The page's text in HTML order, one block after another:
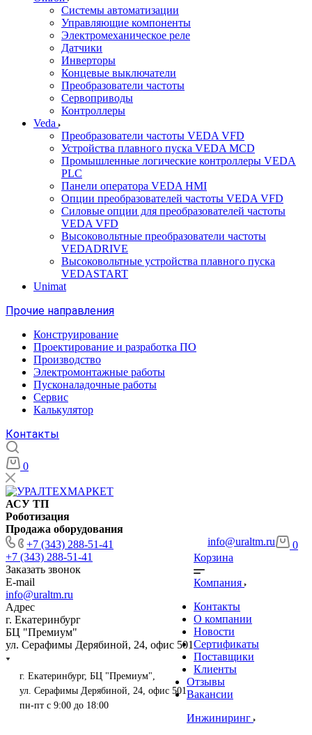
Системы автоматизации
Управляющие компоненты
Электромеханическое реле
Датчики
Инверторы
Концевые выключатели
Преобразователи частоты
Сервоприводы
Контроллеры
Veda
Преобразователи частоты VEDA VFD
Устройства плавного пуска VEDA MCD
Промышленные логические контроллеры VEDA
PLC
Панели оператора VEDA HMI
Опции преобразователей частоты VEDA VFD
Силовые опции для преобразователей частоты
VEDA VFD
Высоковольтные преобразователи частоты
VEDADRIVE
Высоковольтные устройства плавного пуска
VEDASTART
Unimat
Прочие направления
Конструирование
Проектирование и разработка ПО
Производство
Электромонтажные работы
Пусконаладочные работы
Сервис
Калькулятор
Контакты
0
АСУ ТП
Роботизация
Продажа оборудования
+7 (343) 288-51-41
+7 (343) 288-51-41
Заказать звонок
E-mail
info@uraltm.ru
Адрес
г. Екатеринбург
БЦ "Премиум"
ул. Серафимы Дерябиной, 24, офис 501
info@uraltm.ru
г. Екатеринбург, БЦ "Премиум",
ул. Серафимы Дерябиной, 24, офис 501
пн-пт с 9:00 до 18:00
0
Корзина
Компания
Контакты
О компании
Новости
Сертификаты
Поставщики
Клиенты
Отзывы
Вакансии
Инжиниринг